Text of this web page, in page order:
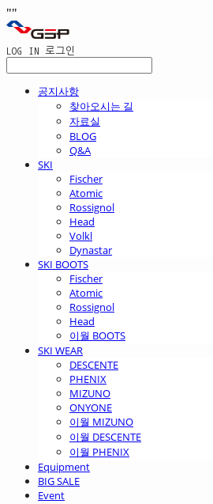
""
LOG IN 로그인
공지사항
찾아오시는 길
자료실
BLOG
Q&A
SKI
Fischer
Atomic
Rossignol
Head
Volkl
Dynastar
SKI BOOTS
Fischer
Atomic
Rossignol
Head
이월 BOOTS
SKI WEAR
DESCENTE
PHENIX
MIZUNO
ONYONE
이월 MIZUNO
이월 DESCENTE
이월 PHENIX
Equipment
BIG SALE
Event